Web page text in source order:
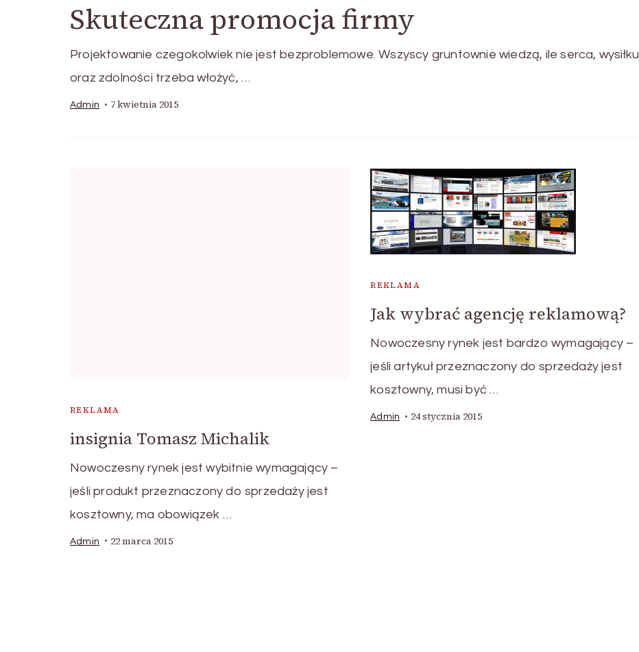
Skuteczna promocja firmy
Projektowanie czegokolwiek nie jest bezproblemowe. Wszyscy gruntownie wiedzą, ile serca, wysiłku
oraz zdolności trzeba włożyć, …
Admin 7 kwietnia 2015
REKLAMA
insignia Tomasz Michalik
Nowoczesny rynek jest wybitnie wymagający –
jeśli produkt przeznaczony do sprzedaży jest
kosztowny, ma obowiązek …
Admin 22 marca 2015
REKLAMA
Jak wybrać agencję reklamową?
Nowoczesny rynek jest bardzo wymagający –
jeśli artykuł przeznaczony do sprzedaży jest
kosztowny, musi być …
Admin 24 stycznia 2015